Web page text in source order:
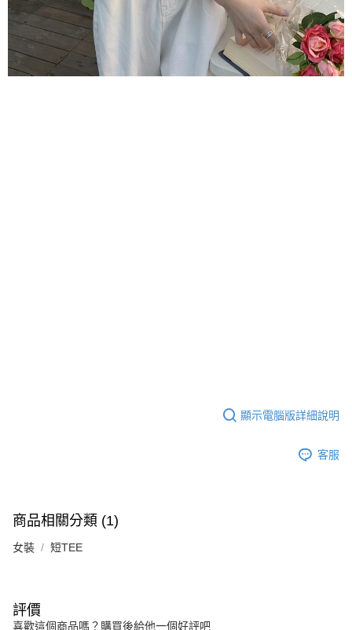
顯示電腦版詳細說明
客服
商品相關分類 (1)
女裝 短TEE
評價
喜歡這個商品嗎？購買後給他一個好評吧